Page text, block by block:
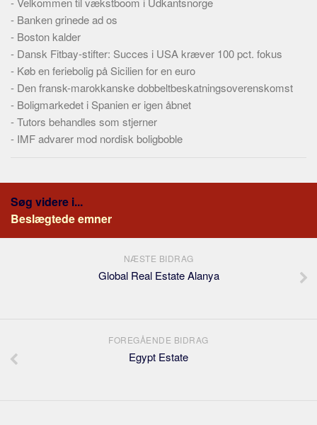
Webstedet
Forhistorien
Redigering
Tekstannoncer
Bannere
Hjælp
- Banken grinede ad os
- Boston kalder
- Dansk Fitbay-stifter: Succes i USA kræver 100 pct. fokus
- Køb en feriebolig på Sicilien for en euro
- Den fransk-marokkanske dobbeltbeskatningsoverenskomst
- Boligmarkedet i Spanien er igen åbnet
-Tutors behandles som stjerner
- IMF advarer mod nordisk boligboble
Søg videre i...
Beslægtede emner
NÆSTE BIDRAG
Global Real Estate Alanya
FOREGÅENDE BIDRAG
Egypt Estate